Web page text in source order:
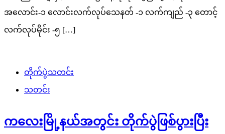
အလောင်း-၁ လောင်းလက်လုပ်သေနတ် -၁ လက်ကျည် -၃ တောင့်
လက်လုပ်မိုင်း -၅ […]
တိုက်ပွဲသတင်း
သတင်း
ကလေးမြို့နယ်အတွင်း တိုက်ပွဲဖြစ်ပွားပြီး